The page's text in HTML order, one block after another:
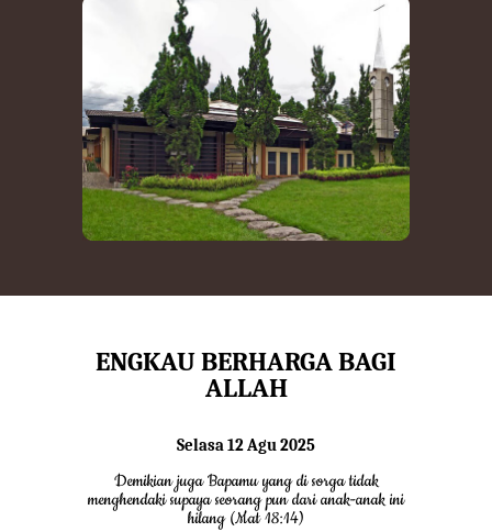
ENGKAU BERHARGA BAGI
ALLAH
Selasa 12 Agu 2025
Demikian juga Bapamu yang di sorga tidak
menghendaki supaya seorang pun dari anak-anak ini
hilang (Mat 18:14)